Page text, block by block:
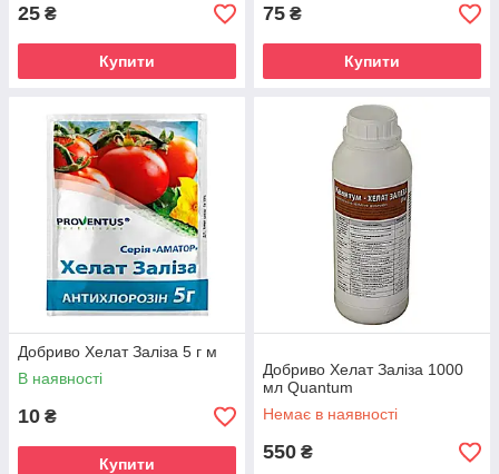
25 ₴
Купити
75 ₴
Купити
Добриво Хелат Заліза 5 г м
В наявності
10 ₴
Купити
Добриво Хелат Заліза 1000
мл Quantum
Немає в наявності
550 ₴